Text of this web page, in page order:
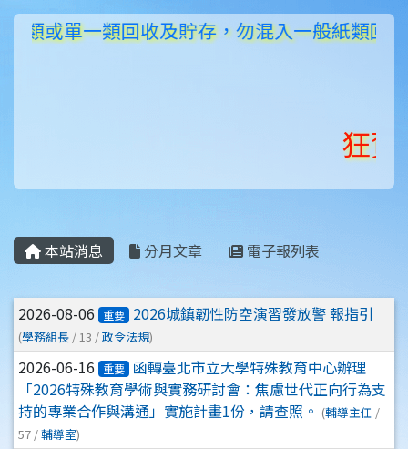
單一類回收及貯存，勿混入一般紙類回收、
狂賀！
本站消息 分月文章 電子報列表
文章列表
2026-08-06 重要 2026城鎮韌性防空演習發放警 報指引
(學務組長 / 13 /政令法規)
2026-06-16 重要
函轉臺北市立大學特殊教育中心辦理
「2026特殊教育學術與實務研討會：焦慮世代正向行為支
持的專業合作與溝通」實施計畫1份，請查照。 (輔導主任 /
57 /輔導室)